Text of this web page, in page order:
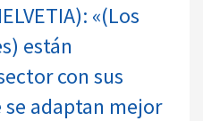
«(Los
están
con sus
se adaptan mejor